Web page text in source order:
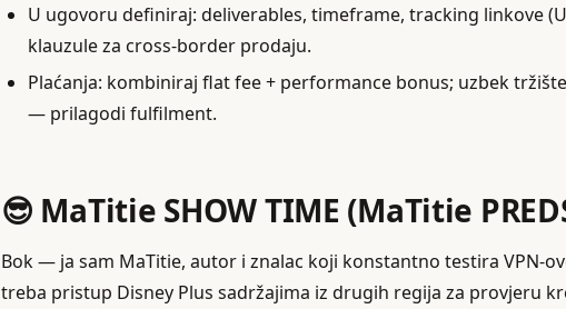
U ugovoru definiraj: deliverables, timeframe, tracking linkove
klauzule za cross‑border prodaju.
Plaćanja: kombiniraj flat fee + performance bonus; uzbek
— prilagodi fulfilment.
😎 MaTitie SHOW TIME (MaTitie
Bok — ja sam MaTitie, autor i znalac koji konstantno testira
treba pristup Disney Plus sadržajima iz drugih regija za provjeru